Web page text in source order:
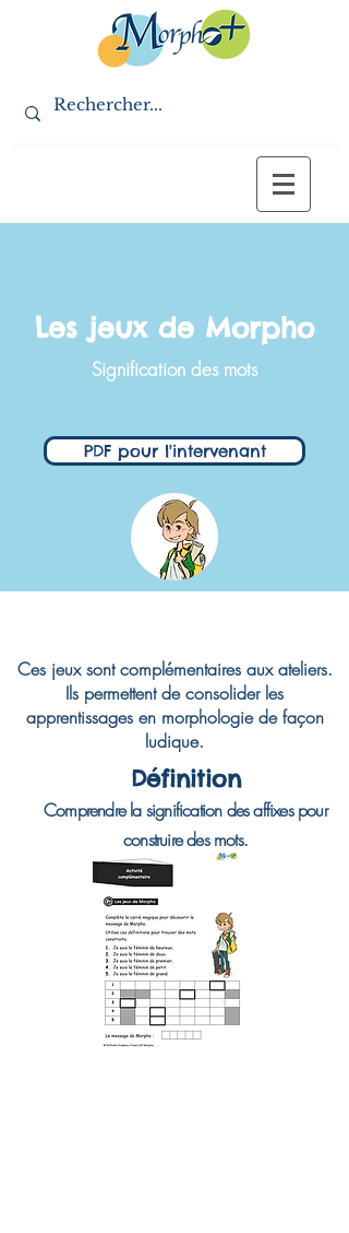
Les jeux de Morpho
Signification des mots
PDF pour l'intervenant
Ces jeux sont complémentaires aux ateliers.
Ils permettent de consolider les
apprentissages en morphologie de façon
ludique.
Définition
Comprendre la signification des affixes pour
construire des mots.